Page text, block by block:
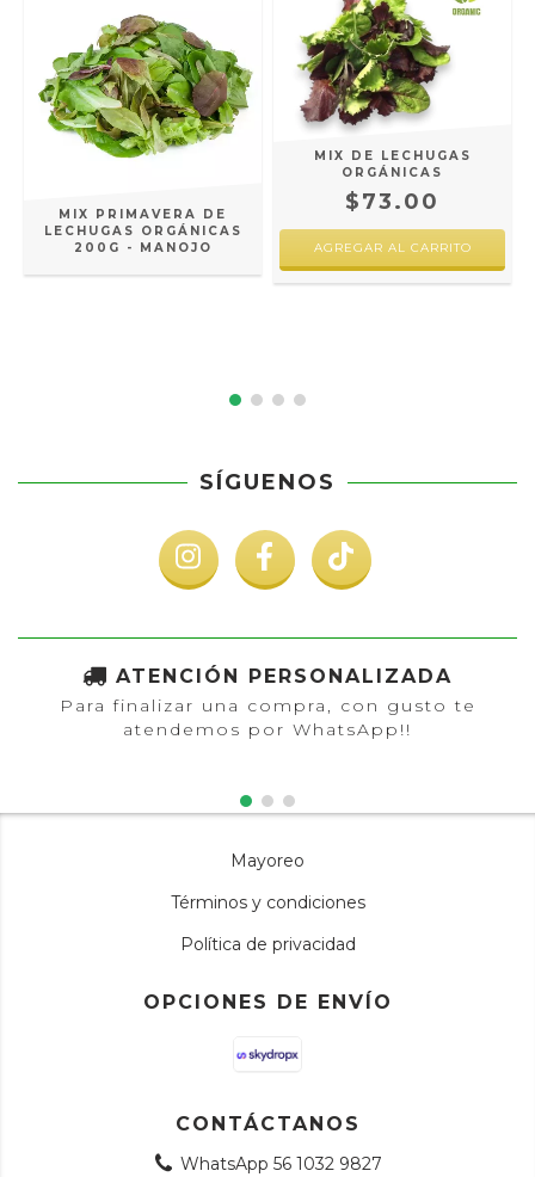
MIX PRIMAVERA DE
LECHUGAS ORGÁNICAS
200G - MANOJO
MIX DE LECHUGAS
ORGÁNICAS
$73.00
SÍGUENOS
ATENCIÓN PERSONALIZADA
Para finalizar una compra, con gusto te
atendemos por WhatsApp!!
Mayoreo
Términos y condiciones
Política de privacidad
OPCIONES DE ENVÍO
CONTÁCTANOS
WhatsApp 56 1032 9827